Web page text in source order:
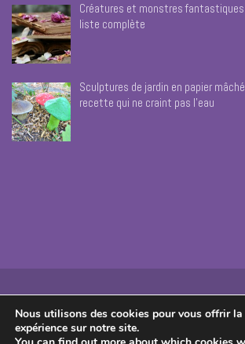
Créatures et monstres fantastiques
liste complète
Sculptures de jardin en papier
recette qui ne craint pas l’eau
Copyright © 2026 Les créas de Rose
Nous utilisons des cookies pour vous offrir
expérience sur notre site.